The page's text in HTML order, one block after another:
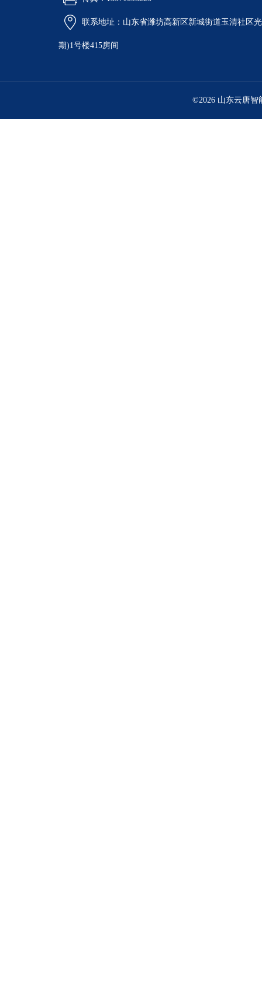
联系地址：山东省潍坊高新区新城街道玉清社区
期)1号楼415房间
©2026 山东云唐